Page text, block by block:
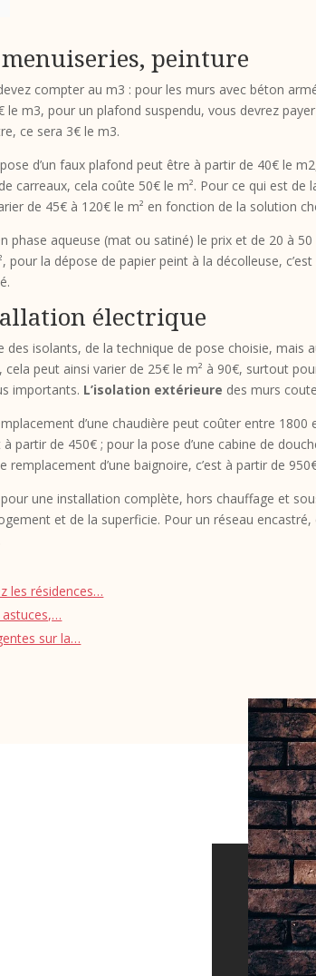
peinture
compter au m3 : pour les murs avec béton
m3, pour un plafond suspendu, vous devrez
ce sera 3€ le m3.
d’un faux plafond peut être à partir de 40€ le
carreaux, cela coûte 50€ le m². Pour ce qui est de
de 45€ à 120€ le m² en fonction de la solution
phase aqueuse (mat ou satiné) le prix et de 20 à 50
pour la dépose de papier peint à la décolleuse,
électrique
isolants, de la technique de pose choisie, mais
peut ainsi varier de 25€ le m² à 90€, surtout
importants. L’isolation extérieure des murs
d’une chaudière peut coûter entre 1800
partir de 450€ ; pour la pose d’une cabine de
remplacement d’une baignoire, c’est à partir de
une installation complète, hors chauffage et
et de la superficie. Pour un réseau encastré,
les résidences…
sur la…